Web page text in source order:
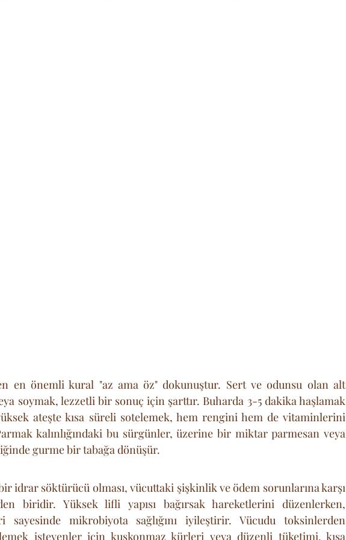
en önemli kural "az ama öz" dokunuştur. Sert ve odunsu olan alt
soymak, lezzetli bir sonuç için şarttır. Buharda 3-5 dakika haşlamak
ateşte kısa süreli sotelemek, hem rengini hem de vitaminlerini
kalınlığındaki bu sürgünler, üzerine bir miktar parmesan veya
gurme bir tabağa dönüşür.
idrar söktürücü olması, vücuttaki şişkinlik ve ödem sorunlarına karşı
biridir. Yüksek lifli yapısı bağırsak hareketlerini düzenlerken,
sayesinde mikrobiyota sağlığını iyileştirir. Vücudu toksinlerden
isteyenler için kuşkonmaz kürleri veya düzenli tüketimi, kısa